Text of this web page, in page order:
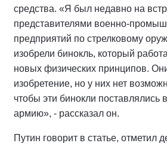
средства. «Я был недавно на
представителями военно-
предприятий по стрелковому
изобрели бинокль, который
новых физических принципов.
изобретение, но у них нет
чтобы эти бинокли поставлялись
армию», - рассказал он.
Путин говорит в статье, отметил